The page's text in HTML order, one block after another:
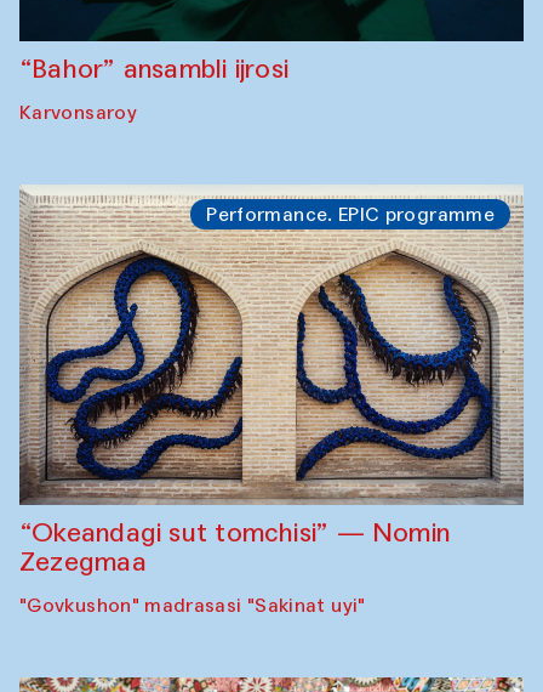
“Bahor” ansambli ijrosi
Karvonsaroy
Performance. EPIC programme
“Okeandagi sut tomchisi” — Nomin
Zezegmaa
"Govkushon" madrasasi "Sakinat uyi"